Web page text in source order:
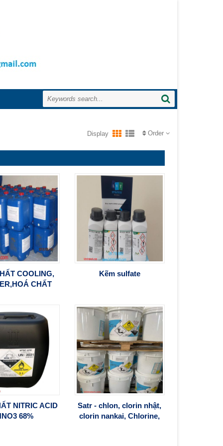
Order
Display
COOLING,
CHẤT
Kẽm sulfate
NITRIC ACID
68%
Satr - chlon, clorin nhật,
clorin nankai, Chlorine,